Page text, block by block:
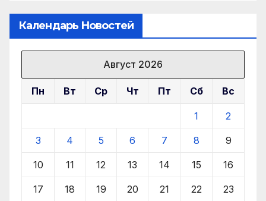
Календарь Новостей
Август 2026
Пн Вт Ср Чт Пт Сб Вс
1 2
3 4 5 6 7 8 9
10 11 12 13 14 15 16
17 18 19 20 21 22 23